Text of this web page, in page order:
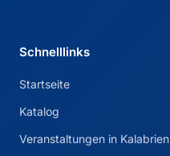
Schnelllinks
Startseite
Katalog
Veranstaltungen in Kalabrien